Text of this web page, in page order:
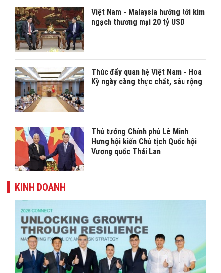
Việt Nam - Malaysia hướng tới kim
ngạch thương mại 20 tỷ USD
Thúc đẩy quan hệ Việt Nam - Hoa
Kỳ ngày càng thực chất, sâu rộng
Thủ tướng Chính phủ Lê Minh
Hưng hội kiến Chủ tịch Quốc hội
Vương quốc Thái Lan
KINH DOANH